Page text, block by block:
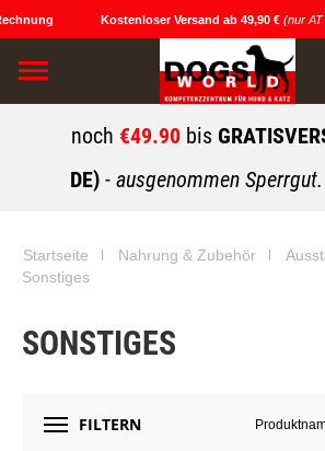
Kostenloser Versand ab 49,90 €(nur AT
noch €49.90 bis
DE) - ausgenommen Sperrgut.
Startseite Nahrung & Zubehör
Sonstiges
SONSTIGES
FILTERN